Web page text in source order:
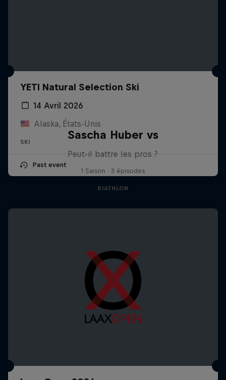
YETI Natural Selection Ski
14 Avril 2026
Alaska, États-Unis
SKI
Past event
Sascha Huber vs
Peut-il battre les pros ?
1 Saison · 3 épisodes
BIATHLON